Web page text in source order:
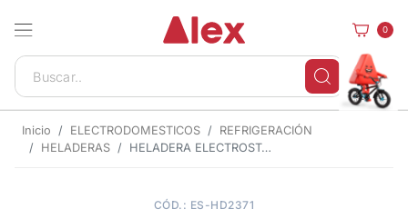
0
Inicio ELECTRODOMESTICOS
REFRIGERACIÓN
HELADERAS
HELADERA ELECTROSTAR HD2371 2P GRIS 320LTS F/H
CÓD.: ES-HD2371